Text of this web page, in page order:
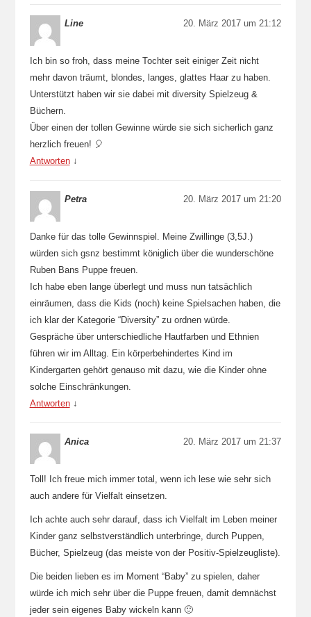
Line 20. März 2017 um 21:12
Ich bin so froh, dass meine Tochter seit einiger Zeit nicht
mehr davon träumt, blondes, langes, glattes Haar zu haben.
Unterstützt haben wir sie dabei mit diversity Spielzeug &
Büchern.
Über einen der tollen Gewinne würde sie sich sicherlich ganz
herzlich freuen! 🎈
Antworten ↓
Petra 20. März 2017 um 21:20
Danke für das tolle Gewinnspiel. Meine Zwillinge (3,5J.)
würden sich gsnz bestimmt königlich über die wunderschöne
Ruben Bans Puppe freuen.
Ich habe eben lange überlegt und muss nun tatsächlich
einräumen, dass die Kids (noch) keine Spielsachen haben, die
ich klar der Kategorie “Diversity” zu ordnen würde.
Gespräche über unterschiedliche Hautfarben und Ethnien
führen wir im Alltag. Ein körperbehindertes Kind im
Kindergarten gehört genauso mit dazu, wie die Kinder ohne
solche Einschränkungen.
Antworten ↓
Anica 20. März 2017 um 21:37
Toll! Ich freue mich immer total, wenn ich lese wie sehr sich
auch andere für Vielfalt einsetzen.
Ich achte auch sehr darauf, dass ich Vielfalt im Leben meiner
Kinder ganz selbstverständlich unterbringe, durch Puppen,
Bücher, Spielzeug (das meiste von der Positiv-Spielzeugliste).
Die beiden lieben es im Moment “Baby” zu spielen, daher
würde ich mich sehr über die Puppe freuen, damit demnächst
jeder sein eigenes Baby wickeln kann 🙂